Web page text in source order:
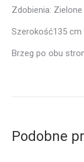
Zdobienia:
Szerokość135 cm
Brzeg po obu
Podobne